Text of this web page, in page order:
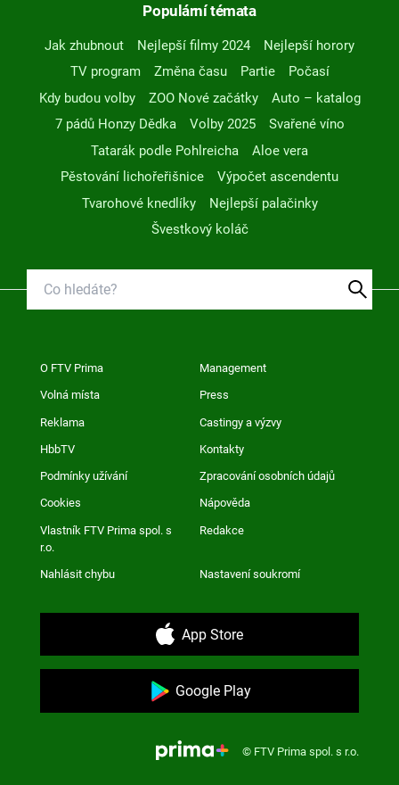
Populární témata
Jak zhubnout Nejlepší filmy 2024
Nejlepší horory
TV program
Změna času Partie
Počasí
Kdy budou volby
ZOO Nové začátky
Auto – katalog
7 pádů Honzy Dědka
Volby 2025
Svařené víno
Tatarák podle Pohlreicha
Aloe vera
Pěstování lichořeřišnice
Výpočet ascendentu
Tvarohové knedlíky
Nejlepší palačinky
Švestkový koláč
O FTV Prima Management
Volná místa Press
Reklama Castingy a výzvy
HbbTV Kontakty
Podmínky užívání Zpracování osobních údajů
Cookies Nápověda
Vlastník FTV Prima spol. s
r.o.
Redakce
Nahlásit chybu Nastavení soukromí
App Store
Google Play
© FTV Prima spol. s r.o.